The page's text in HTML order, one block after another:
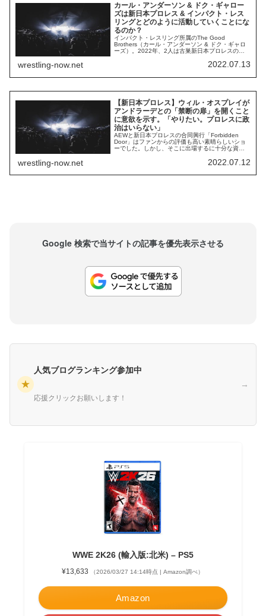
カール・アンダーソン & ドク・ギャロー
ズは新日本プロレス & インパクト・レス
リングとどのように活動していくことにな
るのか？
インパクト・レスリング所属のThe Good
Brothers（カール・アンダーソン & ドク・ギャロ
ーズ）。2022年、2人は古巣新日本プロレスの
を果たしました。2010年代中盤までの新日本でし
ヴィットと2代目リーダーAJスタイルズとの間に特
wrestling-now.net 2022.07.13
【新日本プロレス】ウィル・オスプレイが
アンドラーデとの「禁断の扉」を開くこと
に意欲を示す。「やりたい。プロレスに政
治はいらない」
AEWと新日本プロレスの合同興行「Forbidden
Door」はファンからの評価も高い素晴らしいショ
ーでした。しかし、そこに出場するに十分な資格
上がることを許されなかったのです。AEW所属
ドラーデ。彼はForbidden Doorでウィル・オスプ
wrestling-now.net 2022.07.12
Google 検索で当サイトの記事を優先表示させる
★
人気ブログランキング参加中
応援クリックお願いします！
→
WWE 2K26 (輸入版:北米) – PS5
¥13,633 （2026/03/27 14:14時点 | Amazon調べ）
Amazon